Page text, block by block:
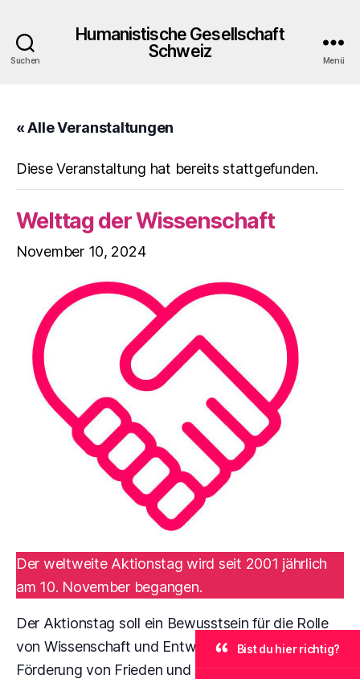
Suchen
Humanistische Gesellschaft
Schweiz
Menü
« Alle Veranstaltungen
Diese Veranstaltung hat bereits stattgefunden.
Welttag der Wissenschaft
November 10, 2024
Der weltweite Aktionstag wird seit 2001 jährlich
am 10. November begangen.
Der Aktionstag soll ein Bewusstsein für die Rolle
von Wissenschaft und Entwicklung in der
Förderung von Frieden und Nachhaltigkeit
Bist du hier richtig?